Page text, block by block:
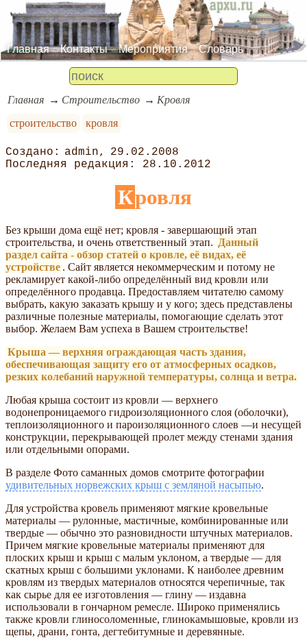
Главная Контакты Мероприятия Словарь
Главная Строительство
Кровля
строительство
кровля
admin
29.02.2008
28.10.2012
Кровля
Без крыши дома ещё нет; кровля - завершающий этап
строительства, и очень ответственный этап. Данный
раздел сайта - обзор статей о кровле, её видах, её
устройстве . Сайт является некоммерческим и потому не
рекламирует какой-либо определённый вид кровли или
определённого продавца. Предоставляем читателю самому
выбрать, какую заказать крышу и у кого; здесь представлены
различные полезные материалы, помогающие сделать этот
выбор. Желаем Вам успеха в Вашем строительстве!
Крыша — верхняя ограждающая часть здания,
обеспечивающая защиту его от атмосферных осадков,
резких колебаний наружной температуры, солнца и ветра.
Любая крыша состоит из кровли — верхнего
водонепроницаемого гидроизоляционного слоя (оболочки),
теплоизоляционного и пароизоляционного слоев —и несущей
конструкции, перекрывающей пролет между стенами здания
или отдельными опорами.
В разделе Фото саманных домов смотрите фотографии
удивительных норвежских крыш с земляной насыпью.
Для устройства кровель применяют мягкие кровельные
материалы — рулонные, мастичные, комбинированные или
твердые — обычно это разновидности штучных материалов.
Причем мягкие кровельные материалы применяют для
плоских крыш и крыш с малым уклоном, а твердые — для
скатных крыш с большими уклонами. К наиболее древним
кровлям из твердых материалов относятся черепичные, так
как сырье для ее изготовления — глину — издавна
использовали в гончарном ремесле. Широко применялись
также кровли глиносоломенные, глинокамышовые, кровли из
щепы, драни, гонта, дегтебитумные и деревянные.